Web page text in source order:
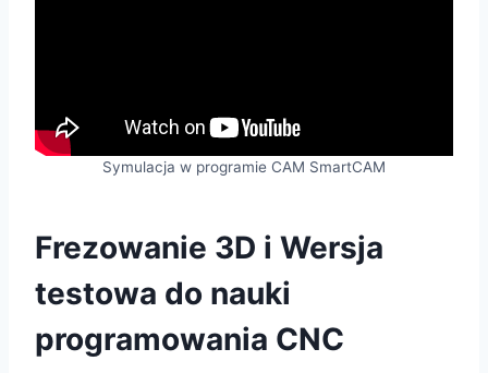
Symulacja w programie CAM SmartCAM
Frezowanie 3D i Wersja
testowa do nauki
programowania CNC